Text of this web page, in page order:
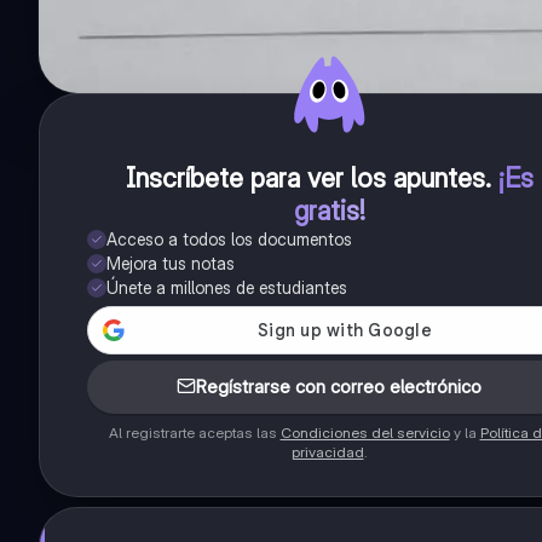
Inscríbete para ver los apuntes. ¡Es
gratis!
Acceso a todos los documentos
Mejora tus notas
Únete a millones de estudiantes
Regístrarse con correo electrónico
Al registrarte aceptas las Condiciones del servicioy la Política
privacidad